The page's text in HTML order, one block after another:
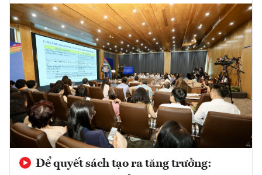
Để quyết sách tạo ra tăng trưởng: